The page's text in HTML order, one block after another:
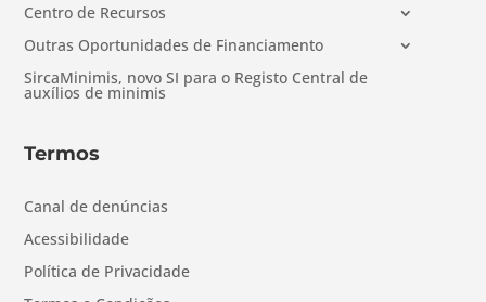
Centro de Recursos
Outras Oportunidades de Financiamento
SircaMinimis, novo SI para o Registo Central de
auxílios de minimis
Termos
Canal de denúncias
Acessibilidade
Política de Privacidade